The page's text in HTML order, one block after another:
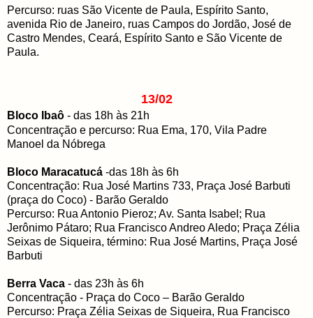
Percurso: ruas São Vicente de Paula, Espírito Santo,
avenida Rio de Janeiro, ruas Campos do Jordão, José de
Castro Mendes, Ceará, Espírito Santo e São Vicente de
Paula.
13/02
Bloco Ibaô - das 18h às 21h
Concentração e percurso: Rua Ema, 170, Vila Padre
Manoel da Nóbrega
Bloco Maracatucá -das 18h às 6h
Concentração: Rua José Martins 733, Praça José Barbuti
(praça do Coco) - Barão Geraldo
Percurso: Rua Antonio Pieroz; Av. Santa Isabel; Rua
Jerônimo Pátaro; Rua Francisco Andreo Aledo; Praça Zélia
Seixas de Siqueira, término: Rua José Martins, Praça José
Barbuti
Berra Vaca - das 23h às 6h
Concentração - Praça do Coco – Barão Geraldo
Percurso: Praça Zélia Seixas de Siqueira, Rua Francisco